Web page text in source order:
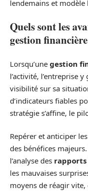
lendemains et modèle
Quels sont les
gestion
Lorsqu’une gestion
l’activité, l’entreprise
visibilité sur sa
d’indicateurs fiables
stratégie s’affine, le
Repérer et anticiper les
des bénéfices
l’analyse des
les mauvaises
moyens de réagir vite,